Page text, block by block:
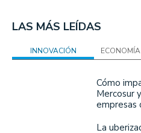
LAS MÁS LEÍDAS
INNOVACIÓN
Cómo
Mercosur
empresas
La